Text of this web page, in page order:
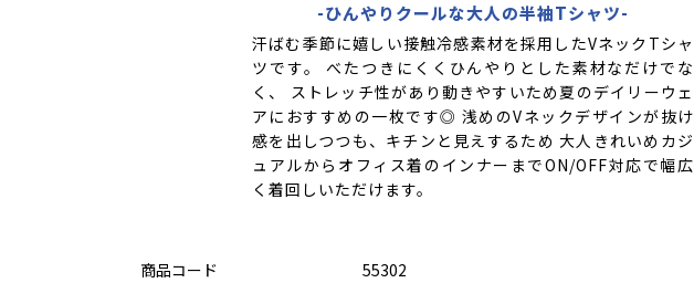
-ひんやりクールな大人の半袖Tシャツ-
汗ばむ季節に嬉しい接触冷感素材を採用したVネックTシャ
ツです。 べたつきにくくひんやりとした素材なだけでな
く、 ストレッチ性があり動きやすいため夏のデイリーウェ
アにおすすめの一枚です◎ 浅めのVネックデザインが抜け
感を出しつつも、キチンと見えするため 大人きれいめカジ
ュアルからオフィス着のインナーまでON/OFF対応で幅広
く着回しいただけます。
商品コード 55302